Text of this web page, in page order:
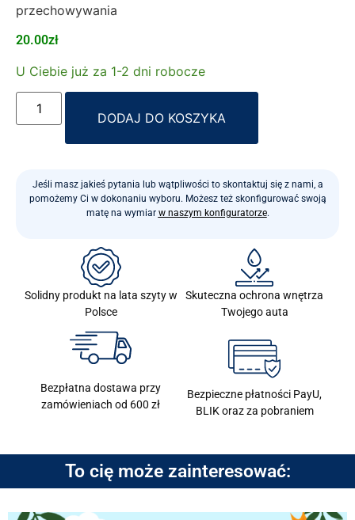
przechowywania
20.00zł
U Ciebie już za 1-2 dni robocze
DODAJ DO KOSZYKA
Jeśli masz jakieś pytania lub wątpliwości to skontaktuj się z nami, a
pomożemy Ci w dokonaniu wyboru. Możesz też skonfigurować swoją
matę na wymiar w naszym konfiguratorze.
Solidny produkt na lata szyty w
Polsce
Skuteczna ochrona wnętrza
Twojego auta
Bezpłatna dostawa przy
zamówieniach od 600 zł
Bezpieczne płatności PayU,
BLIK oraz za pobraniem
To cię może zainteresować: